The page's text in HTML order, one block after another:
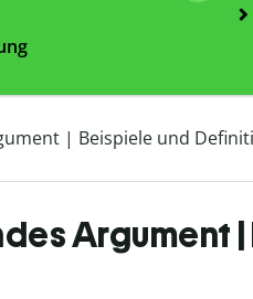
| Beispiele und
Argument |